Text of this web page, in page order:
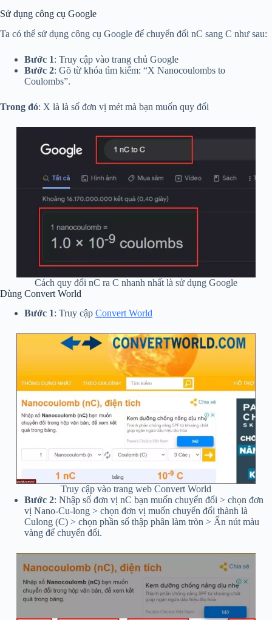
Sử dụng công cụ Google
Ta có thể sử dụng công cụ Google để chuyển đổi nC sang C như sau:
Bước 1: Truy cập vào trang chủ Google
Bước 2: Gõ từ khóa tìm kiếm: “X Nanocoulombs to
Coulombs”.
Trong đó: X là là số đơn vị mét mà bạn muốn quy đổi
Cách quy đổi nC ra C nhanh nhất là sử dụng Google
Dùng Convert World
Bước 1: Truy cập Convert World
Truy cập vào trang web Convert World
Bước 2: Nhập số đơn vị nC bạn muốn chuyển đổi > chọn đơn
vị Nano-Cu-long > chọn đơn vị muốn chuyển đổi thành là
Culong (C) > chọn phần số thập phân làm tròn > Ấn nút màu
vàng để chuyển đổi.